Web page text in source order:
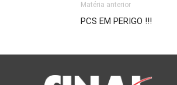
Matéria anterior
PCS EM PERIGO !!!